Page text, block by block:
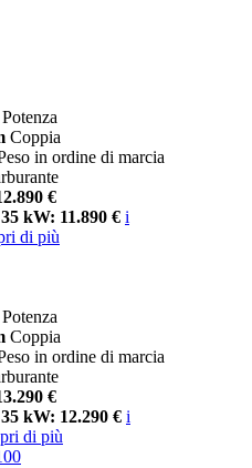
Potenza
Coppia
in ordine di marcia
€
kW: 11.890 € i
di più
Potenza
Coppia
in ordine di marcia
€
kW: 12.290 € i
di più